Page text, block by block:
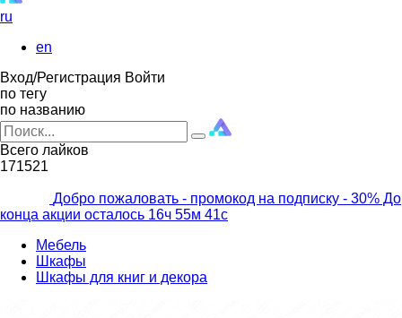
ru
en
Вход/Регистрация Войти
по тегу
по названию
Всего лайков
171521
Добро пожаловать - промокод на подписку - 30% До
конца акции осталось 16ч 55м 39с
Мебель
Шкафы
Шкафы для книг и декора